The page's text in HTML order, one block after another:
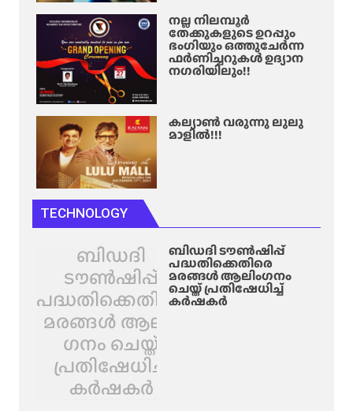
നല്ല നിലമ്പൂർ
തേക്കുകളുടെ ഉറപ്പും
ഭംഗിയും ഒത്തുചേർന്ന
ഫർണിച്ചറുകൾ ഉദ്യാന
നഗരിയിലും!!
കല്യാൺ വരുന്നു ലുലു
മാളിൽ!!!
TECHNOLOGY
ബിഡദി
ടൗൺഷിപ്പ്
പദ്ധതിക്കെതിരെ
മരങ്ങൾ ആലിം​
ഗനം ചെയ്ത്
പ്രതിഷേധിച്ച്
കർഷകർ
ബിഡദി ടൗൺഷിപ്പ്
പദ്ധതിക്കെതിരെ
മരങ്ങൾ ആലിം​ഗനം
ചെയ്ത് പ്രതിഷേധിച്ച്
കർഷകർ